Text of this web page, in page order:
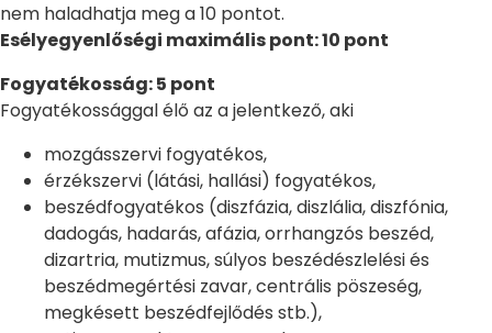
nem haladhatja meg a 10 pontot.
Esélyegyenlőségi maximális pont: 10 pont
Fogyatékosság: 5 pont
Fogyatékossággal élő az a jelentkező, aki
mozgásszervi fogyatékos,
érzékszervi (látási, hallási) fogyatékos,
beszédfogyatékos (diszfázia, diszlália, diszfónia,
dadogás, hadarás, afázia, orrhangzós beszéd,
dizartria, mutizmus, súlyos beszédészlelési és
beszédmegértési zavar, centrális pöszeség,
megkésett beszédfejlődés stb.),